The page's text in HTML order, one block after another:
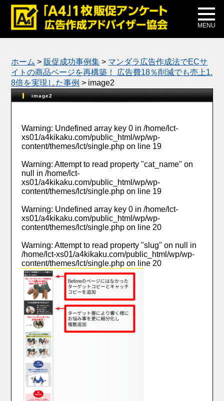
MENU
メディア掲載
公式ブログ
ホーム > 販促成功事例集 > マンダラ広告作成法でECサ
イトの商品ページを再構築！ 広告費18％削減でも売上1.
8倍を実現した事例 > image2
image2
Warning: Undefined array key 0 in/home/lct-
xs01/a4kikaku.com/public_html/wp/wp-
content/themes/lct/single.php on line 19
Warning: Attempt to read property "cat_name" on
null in/home/lct-
xs01/a4kikaku.com/public_html/wp/wp-
content/themes/lct/single.php on line 19
Warning: Undefined array key 0 in/home/lct-
xs01/a4kikaku.com/public_html/wp/wp-
content/themes/lct/single.php on line 20
Warning: Attempt to read property "slug" on null in
/home/lct-xs01/a4kikaku.com/public_html/wp/wp-
content/themes/lct/single.php on line 20